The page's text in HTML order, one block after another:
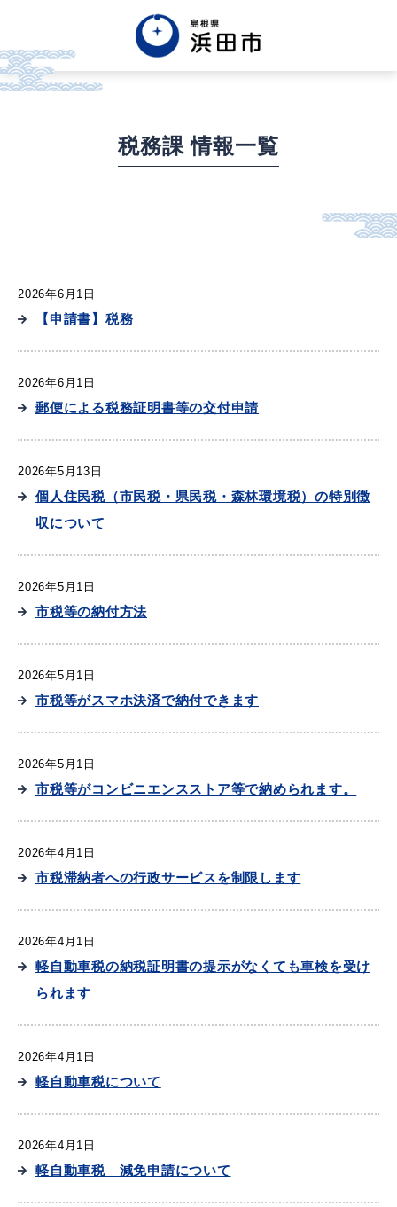
Tiếng việt
産業・ビジネス
教育・文化・
観光・飲食
場面から探す
妊娠・出産 子育て
教育 出会い・結婚
引っ越し・住まい 就職・退職
高齢者・介護
目的から探す
税務課 情報一覧
2026年6月1日
【申請書】税務
2026年6月1日
郵便による税務証明書等の交付申請
2026年5月13日
個人住民税（市民税・県民税・森林環境税）の特別徴
収について
2026年5月1日
市税等の納付方法
2026年5月1日
市税等がスマホ決済で納付できます
2026年5月1日
市税等がコンビニエンスストア等で納められます。
2026年4月1日
市税滞納者への行政サービスを制限します
2026年4月1日
軽自動車税の納税証明書の提示がなくても車検を受け
られます
2026年4月1日
軽自動車税について
2026年4月1日
軽自動車税 減免申請について